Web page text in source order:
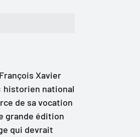
Xavier
historien national
de sa vocation
grande édition
qui devrait